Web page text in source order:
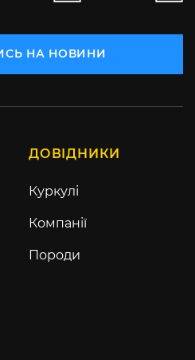
НА НОВИНИ
ДОВІДНИКИ
Куркулі
Компанії
Породи